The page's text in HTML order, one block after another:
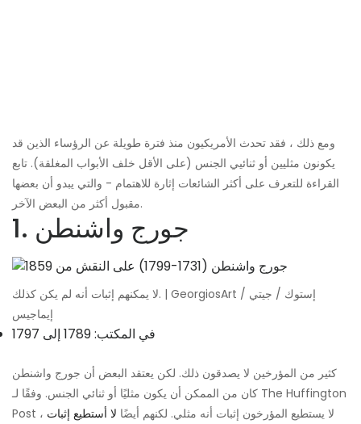
ومع ذلك ، فقد تحدث الأمريكيون منذ فترة طويلة عن الرؤساء الذين قد
يكونون مثليين أو ثنائيي الجنس (على الأقل خلف الأبواب المغلقة). تابع
القراءة للتعرف على أكثر الشائعات إثارة للاهتمام - والتي يبدو أن بعضها
مقبول أكثر من البعض الآخر.
1. جورج واشنطن
لا يمكنهم إثبات أنه لم يكن كذلك. | GeorgiosArt / إستوك / جيتي
إيماجيس
في المكتب: 1789 إلى 1797
كثير من المؤرخين لا يصدقون ذلك. لكن يعتقد البعض أن جورج واشنطن
كان من الممكن أن يكون مثليًا أو ثنائي الجنس. وفقًا لـ The Huffington
Post ، لا يستطيع المؤرخون إثبات أنه مثلي. لكنهم أيضًا لا أستطيع إثبات